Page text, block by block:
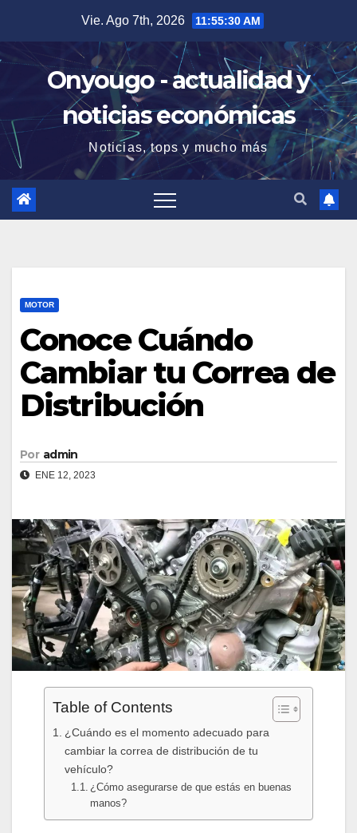
contenido
Vie. Ago 7th, 2026 11:55:31 AM
Onyougo - actualidad y
noticias económicas
Noticias, tops y mucho más
MOTOR
Conoce Cuándo
Cambiar tu Correa de
Distribución
Por admin
ENE 12, 2023
Table of Contents
¿Cuándo es el momento adecuado para
cambiar la correa de distribución de tu
vehículo?
¿Cómo asegurarse de que estás en buenas
manos?